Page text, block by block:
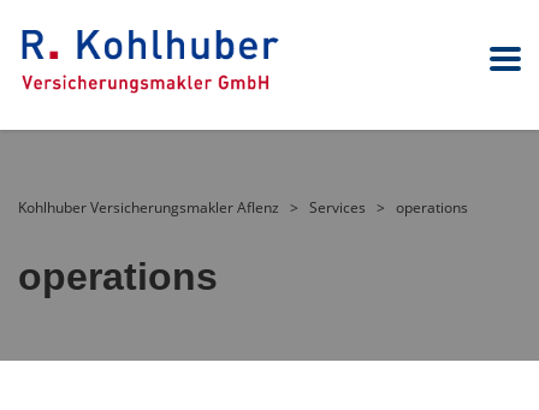
Kohlhuber Versicherungsmakler Aflenz > Services > operations
operations